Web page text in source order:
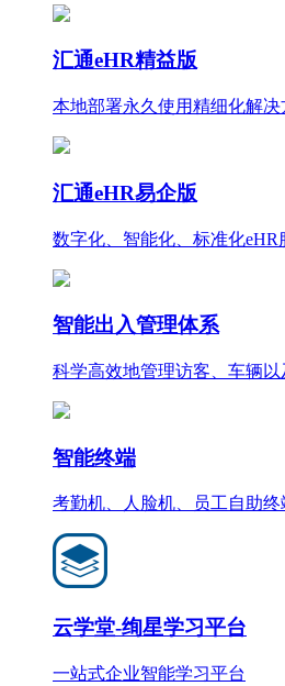
汇通eHR精益版
本地部署永久使用精细化解决
汇通eHR易企版
数字化、智能化、标准化eHR
智能出入管理体系
科学高效地管理访客、车辆以
智能终端
考勤机、人脸机、员工自助终
云学堂-绚星学习平台
一站式企业智能学习平台